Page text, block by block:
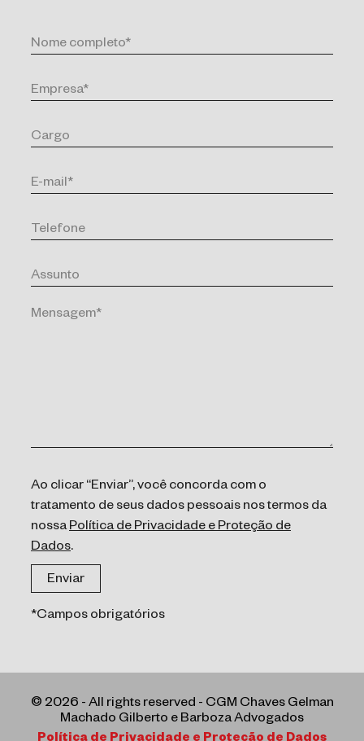
Ao clicar “Enviar”, você concorda com o
tratamento de seus dados pessoais nos termos da
nossaPolítica de Privacidade e Proteção de
Dados.
*Campos obrigatórios
© 2026 - All rights reserved - CGM Chaves Gelman
Machado Gilberto e Barboza Advogados